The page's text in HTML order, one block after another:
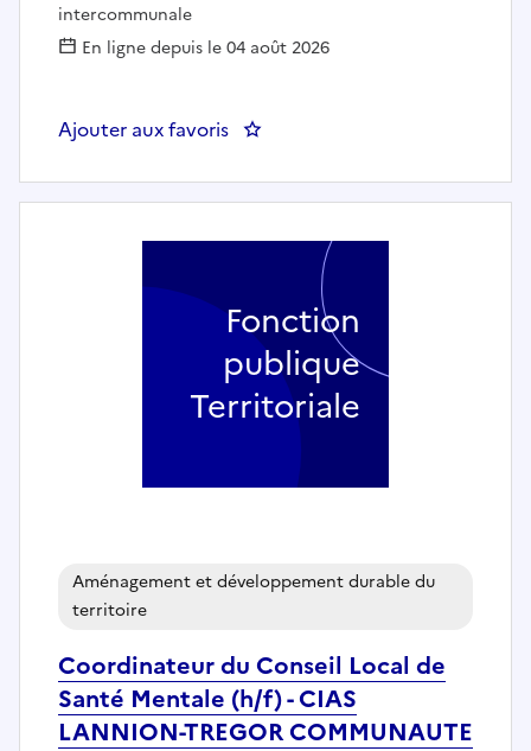
intercommunale
En ligne depuis le 04 août 2026
Ajouter aux favoris : Chargé(e) de mission "
Coordinateur du Conseil Local de
Santé Mentale (h/f) - CIAS
LANNION-TREGOR COMMUNAUTE
Aménagement et développement durable du
territoire
Fonction
publique
Territoriale